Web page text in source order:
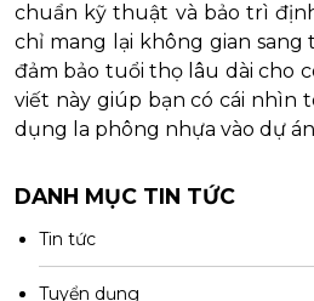
chuẩn kỹ thuật và bảo trì
chỉ mang lại không gian sang
đảm bảo tuổi thọ lâu dài cho
viết này giúp bạn có cái nhìn
dụng la phông nhựa vào dự
DANH MỤC TIN TỨC
Tin tức
Tuyển dụng